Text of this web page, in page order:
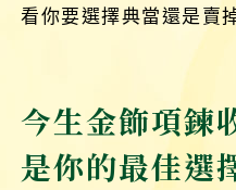
看你要選擇典當還是賣
今生金飾項鍊
是你的最佳選